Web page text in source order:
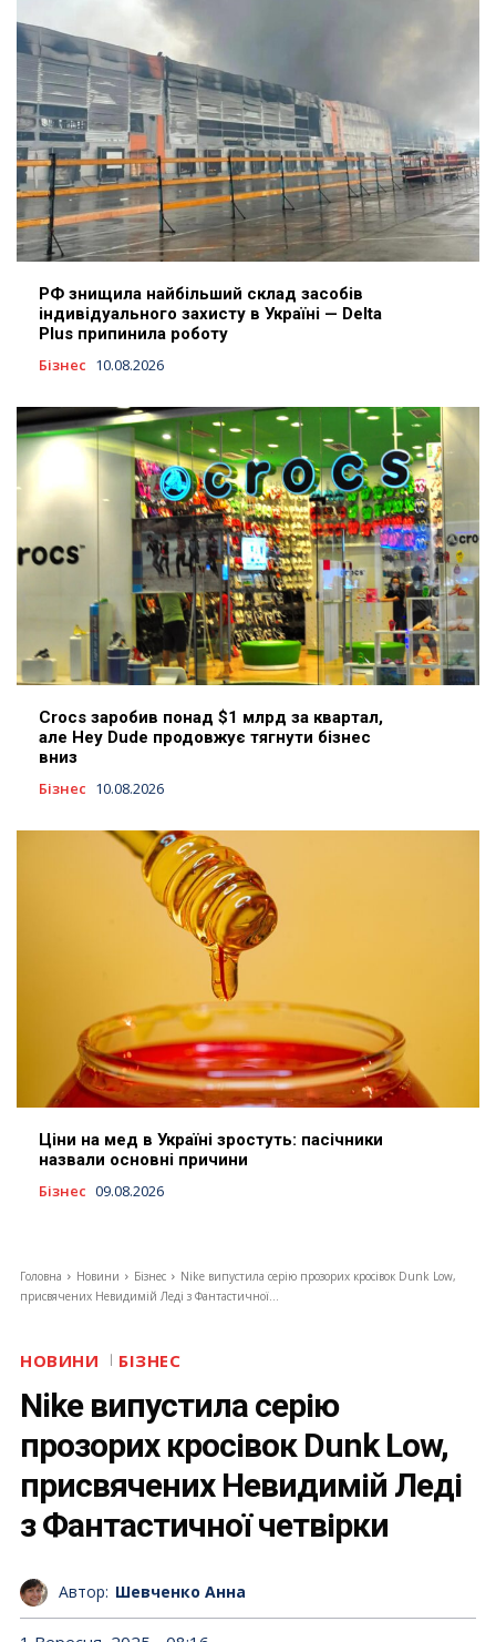
РФ знищила найбільший склад засобів
індивідуального захисту в Україні — Delta
Plus припинила роботу
Бізнес 10.08.2026
Crocs заробив понад $1 млрд за квартал,
але Hey Dude продовжує тягнути бізнес
вниз
Бізнес 10.08.2026
Ціни на мед в Україні зростуть: пасічники
назвали основні причини
Бізнес 09.08.2026